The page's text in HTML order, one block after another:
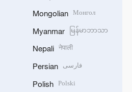
Mongolian Монгол
Myanmar မြန်မာဘာသာ
Nepali नेपाली
Persian فارسی
Polish Polski